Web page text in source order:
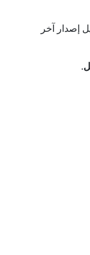
إصدار آخر
.